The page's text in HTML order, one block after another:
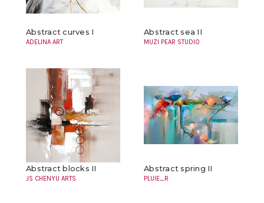
Abstract curves I
ADELINA ART
Abstract sea II
MUZI PEAR STUDIO
Abstract blocks II
JS CHENYU ARTS
Abstract spring II
PLUIE_R